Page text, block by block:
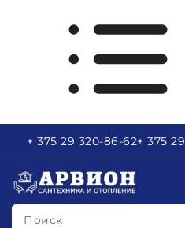
+ 375 29 320-86-62+ 375 29
Поиск